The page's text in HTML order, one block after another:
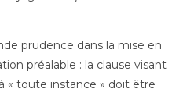
prudence dans la mise en
préalable : la clause visant
« toute instance » doit être